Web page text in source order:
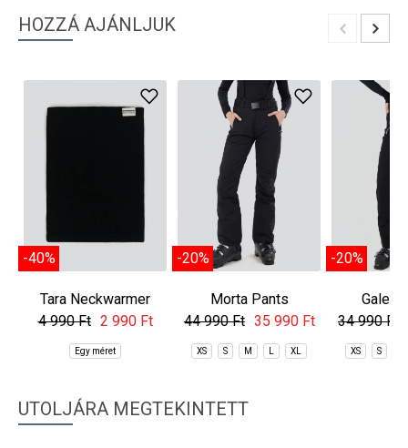
HOZZÁ AJÁNLJUK
-40%
Tara Neckwarmer
4 990 Ft 2 990 Ft
Egy méret
-20%
Morta Pants
44 990 Ft 35 990 Ft
XS S M XL
-20%
34 990 Ft
XS S
UTOLJÁRA MEGTEKINTETT